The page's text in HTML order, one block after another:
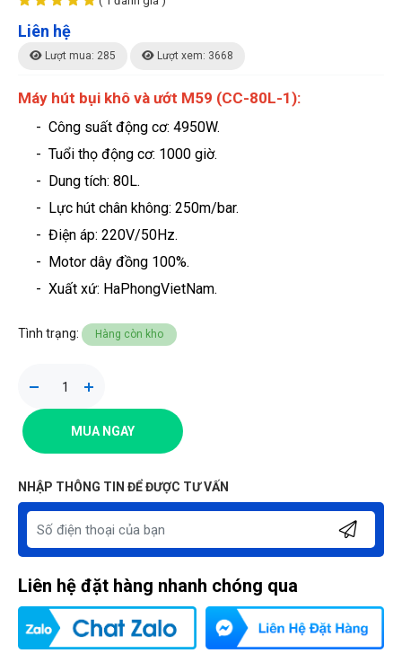
Liên hệ
Lượt mua: 285 Lượt xem: 3668
Máy hút bụi khô và ướt M59 (CC-80L-1):
- Công suất động cơ: 4950W.
- Tuổi thọ động cơ: 1000 giờ.
- Dung tích: 80L.
- Lực hút chân không: 250m/bar.
- Điện áp: 220V/50Hz.
- Motor dây đồng 100%.
- Xuất xứ: HaPhongVietNam.
Tình trạng: Hàng còn kho
MUA NGAY
NHẬP THÔNG TIN ĐỂ ĐƯỢC TƯ VẤN
Liên hệ đặt hàng nhanh chóng qua